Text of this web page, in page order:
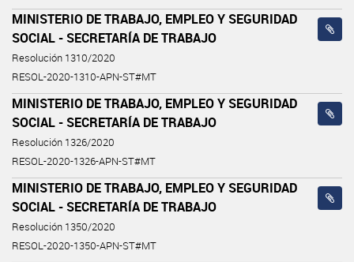
MINISTERIO DE TRABAJO, EMPLEO Y SEGURIDAD
SOCIAL - SECRETARÍA DE TRABAJO
Resolución 1310/2020
RESOL-2020-1310-APN-ST#MT
MINISTERIO DE TRABAJO, EMPLEO Y SEGURIDAD
SOCIAL - SECRETARÍA DE TRABAJO
Resolución 1326/2020
RESOL-2020-1326-APN-ST#MT
MINISTERIO DE TRABAJO, EMPLEO Y SEGURIDAD
SOCIAL - SECRETARÍA DE TRABAJO
Resolución 1350/2020
RESOL-2020-1350-APN-ST#MT